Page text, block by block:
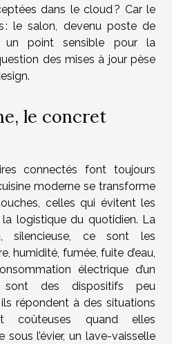
dans le cloud ? Car le
: le salon, devenu poste de
un point sensible pour la
des mises à jour pèse
le concret
connectés font toujours
moderne se transforme
celles qui évitent les
logistique du quotidien. La
silencieuse, ce sont les
humidité, fumée, fuite d’eau,
électrique d’un
des dispositifs peu
répondent à des situations
coûteuses quand elles
sous l’évier, un lave-vaisselle